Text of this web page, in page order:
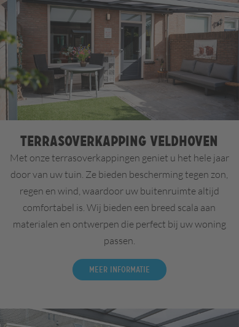
Terrasoverkapping Veldhoven
Met onze terrasoverkappingen geniet u het hele jaar
door van uw tuin. Ze bieden bescherming tegen zon,
regen en wind, waardoor uw buitenruimte altijd
comfortabel is. Wij bieden een breed scala aan
materialen en ontwerpen die perfect bij uw woning
passen.
Meer informatie